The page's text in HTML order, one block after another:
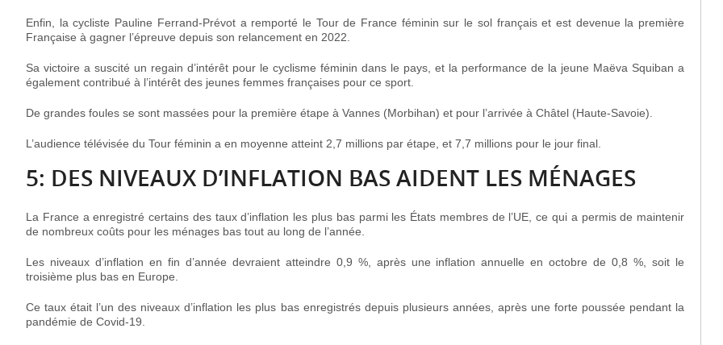
Enfin, la cycliste Pauline Ferrand-Prévot a remporté le Tour de France féminin sur le sol français et est devenue la première
Française à gagner l’épreuve depuis son relancement en 2022.
Sa victoire a suscité un regain d’intérêt pour le cyclisme féminin dans le pays, et la performance de la jeune Maëva Squiban a
également contribué à l’intérêt des jeunes femmes françaises pour ce sport.
De grandes foules se sont massées pour la première étape à Vannes (Morbihan) et pour l’arrivée à Châtel (Haute-Savoie).
L’audience télévisée du Tour féminin a en moyenne atteint 2,7 millions par étape, et 7,7 millions pour le jour final.
5: DES NIVEAUX D’INFLATION BAS AIDENT LES MÉNAGES
La France a enregistré certains des taux d’inflation les plus bas parmi les États membres de l’UE, ce qui a permis de maintenir
de nombreux coûts pour les ménages bas tout au long de l’année.
Les niveaux d’inflation en fin d’année devraient atteindre 0,9 %, après une inflation annuelle en octobre de 0,8 %, soit le
troisième plus bas en Europe.
Ce taux était l’un des niveaux d’inflation les plus bas enregistrés depuis plusieurs années, après une forte poussée pendant la
pandémie de Covid-19.